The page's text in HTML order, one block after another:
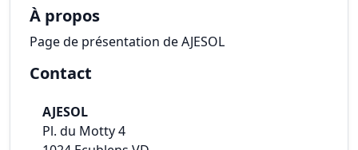
À propos
Page de présentation de AJESOL
Contact
AJESOL
Pl. du Motty 4